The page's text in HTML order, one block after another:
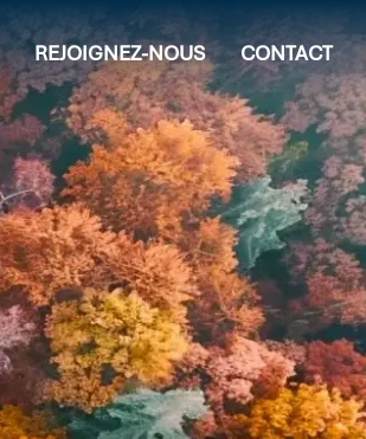
REJOIGNEZ-NOUS CONTACT